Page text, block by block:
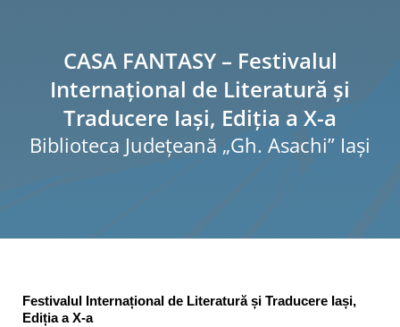
CASA FANTASY – Festivalul
Internațional de Literatură și
Traducere Iași, Ediția a X-a
Biblioteca Judeţeană „Gh. Asachi” Iaşi
Festivalul Internațional de Literatură și Traducere Iași,
Ediția a X-a